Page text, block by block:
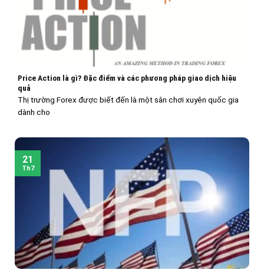
Price Action là gì? Đặc điểm và các phương pháp giao dịch hiệu
quả
Thị trường Forex được biết đến là một sân chơi xuyên quốc gia
dành cho
21
Th7